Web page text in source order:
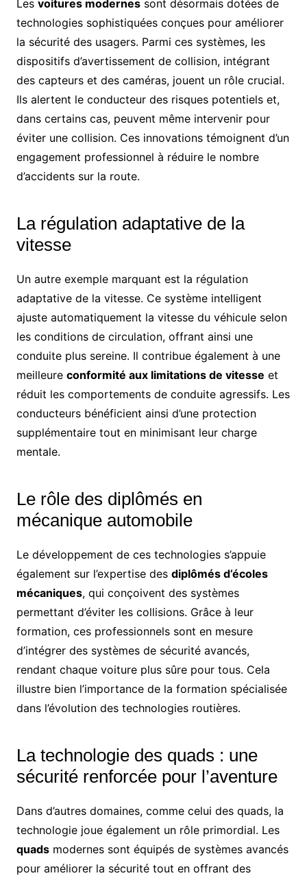
Les voitures modernessont désormais dotées de
technologies sophistiquées conçues pour améliorer
la sécurité des usagers. Parmi ces systèmes, les
dispositifs d’avertissement de collision, intégrant
des capteurs et des caméras, jouent un rôle crucial.
Ils alertent le conducteur des risques potentiels et,
dans certains cas, peuvent même intervenir pour
éviter une collision. Ces innovations témoignent d’un
engagement professionnel à réduire le nombre
d’accidents sur la route.
La régulation adaptative de la
vitesse
Un autre exemple marquant est la régulation
adaptative de la vitesse. Ce système intelligent
ajuste automatiquement la vitesse du véhicule selon
les conditions de circulation, offrant ainsi une
conduite plus sereine. Il contribue également à une
meilleure conformité aux limitations de vitesse et
réduit les comportements de conduite agressifs. Les
conducteurs bénéficient ainsi d’une protection
supplémentaire tout en minimisant leur charge
mentale.
Le rôle des diplômés en
mécanique automobile
Le développement de ces technologies s’appuie
également sur l’expertise des diplômés d’écoles
mécaniques, qui conçoivent des systèmes
permettant d’éviter les collisions. Grâce à leur
formation, ces professionnels sont en mesure
d’intégrer des systèmes de sécurité avancés,
rendant chaque voiture plus sûre pour tous. Cela
illustre bien l’importance de la formation spécialisée
dans l’évolution des technologies routières.
La technologie des quads : une
sécurité renforcée pour l’aventure
Dans d’autres domaines, comme celui des quads, la
technologie joue également un rôle primordial. Les
quadsmodernes sont équipés de systèmes avancés
pour améliorer la sécurité tout en offrant des